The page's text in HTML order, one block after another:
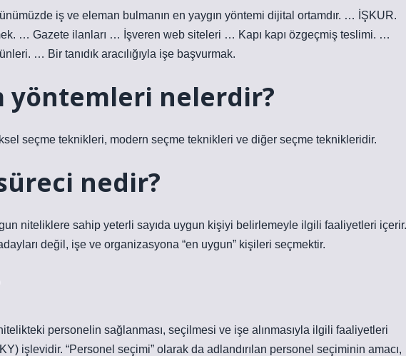
iş ve eleman bulmanın en yaygın yöntemi dijital ortamdır. … İŞKUR.
… Gazete ilanları … İşveren web siteleri … Kapı kapı özgeçmiş teslimi. …
… Bir tanıdık aracılığıyla işe başvurmak.
yöntemleri nelerdir?
seçme teknikleri, modern seçme teknikleri ve diğer seçme teknikleridir.
nedir?
niteliklere sahip yeterli sayıda uygun kişiyi belirlemeyle ilgili faaliyetleri içerir.
değil, işe ve organizasyona “en uygun” kişileri seçmektir.
personelin sağlanması, seçilmesi ve işe alınmasıyla ilgili faaliyetleri
işlevidir. “Personel seçimi” olarak da adlandırılan personel seçiminin amacı,